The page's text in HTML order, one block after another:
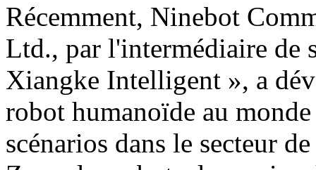
Récemment, Ninebot
Ltd., par l'intermédiaire de
Xiangke Intelligent », a
robot humanoïde au
scénarios dans le secteur